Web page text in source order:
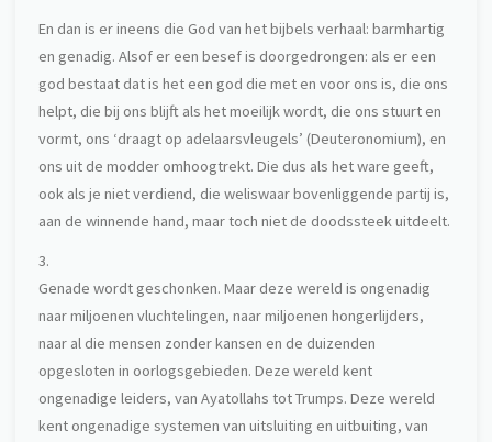
En dan is er ineens die God van het bijbels verhaal: barmhartig
en genadig. Alsof er een besef is doorgedrongen: als er een
god bestaat dat is het een god die met en voor ons is, die ons
helpt, die bij ons blijft als het moeilijk wordt, die ons stuurt en
vormt, ons ‘draagt op adelaarsvleugels’ (Deuteronomium), en
ons uit de modder omhoogtrekt. Die dus als het ware geeft,
ook als je niet verdiend, die weliswaar bovenliggende partij is,
aan de winnende hand, maar toch niet de doodssteek uitdeelt.
3.
Genade wordt geschonken. Maar deze wereld is ongenadig
naar miljoenen vluchtelingen, naar miljoenen hongerlijders,
naar al die mensen zonder kansen en de duizenden
opgesloten in oorlogsgebieden. Deze wereld kent
ongenadige leiders, van Ayatollahs tot Trumps. Deze wereld
kent ongenadige systemen van uitsluiting en uitbuiting, van